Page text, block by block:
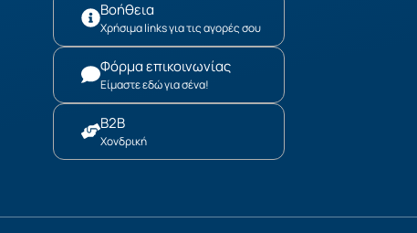
Βοήθεια
Χρήσιμα links για τις αγορές σου
Φόρμα επικοινωνίας
Είμαστε εδώ για σένα!
B2B
Χονδρική